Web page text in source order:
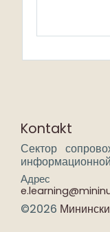
Kontakt
Сектор
Адрес
©2026